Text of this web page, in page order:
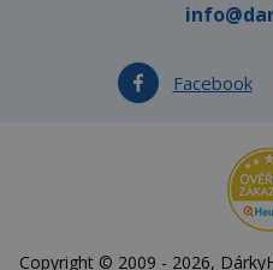
Facebook
Copyright © 2009 - 2026,